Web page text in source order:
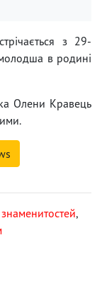
з 29-
в родині
Олени Кравець
знаменитостей,